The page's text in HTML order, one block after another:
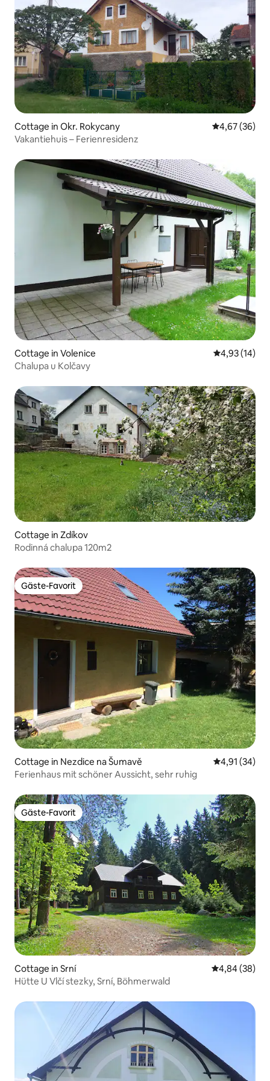
Cottage in Okr. Rokycany
4,67 (36)
Vakantiehuis – Ferienresidenz
Cottage in Volenice
4,93 (14)
Chalupa u Kolčavy
Cottage in Zdíkov
Rodinná chalupa 120m2
Gäste-Favorit
Gäste-Favorit
Cottage in Nezdice na Šumavě
4,91 (34)
Ferienhaus mit schöner Aussicht, sehr ruhig
Gäste-Favorit
Gäste-Favorit
Cottage in Srní
4,84 (38)
Hütte U Vlčí stezky, Srní, Böhmerwald